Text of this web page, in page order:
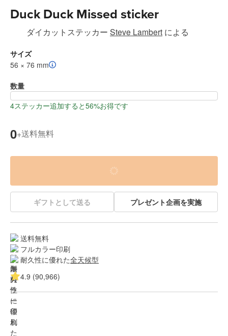
Duck Duck Missed sticker
ダイカットステッカー Steve Lambert による
サイズ
56 × 76 mm
数量
4ステッカー追加すると56%お得です
0+送料無料
ギフトとして送る プレゼント企画を実施
送料無料
フルカラー印刷
耐久性に優れた全天候型
4.9 (90,966)